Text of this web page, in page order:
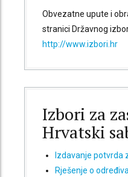
Obvezatne upute i
stranici Državnog
http://www.izbori.hr
Izbori za
Hrvatski
Izdavanje potvrda
Rješenje o